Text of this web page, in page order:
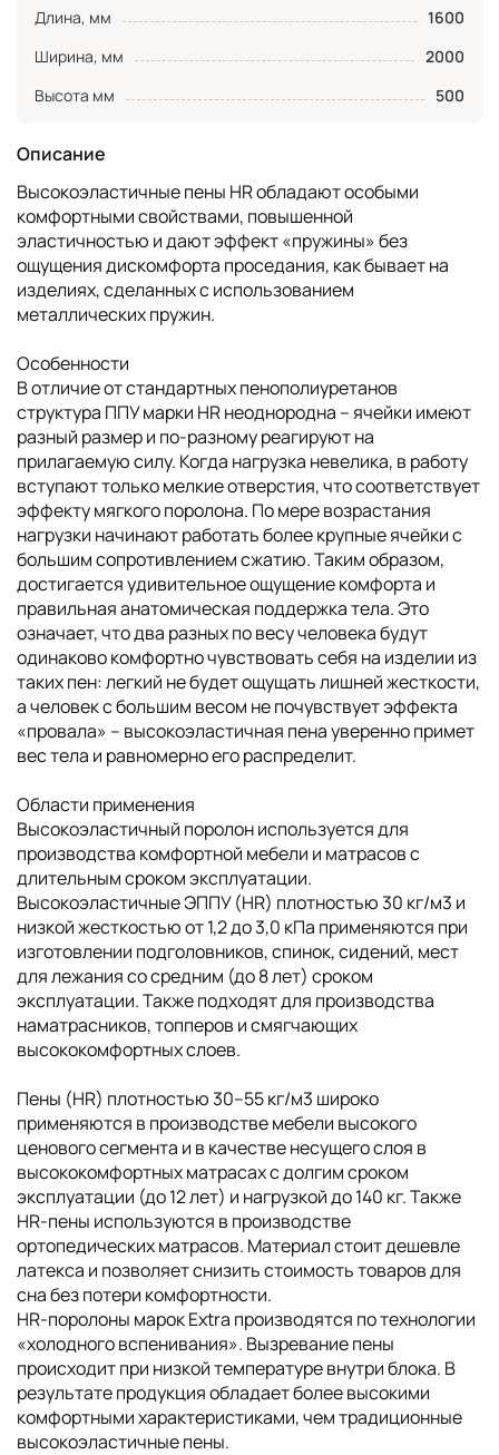
Описание
Высокоэластичные пены HR обладают особыми
комфортными свойствами, повышенной
эластичностью и дают эффект «пружины» без
ощущения дискомфорта проседания, как бывает на
изделиях, сделанных с использованием
металлических пружин.
Особенности
В отличие от стандартных пенополиуретанов
структура ППУ марки HR неоднородна – ячейки имеют
разный размер и по-разному реагируют на
прилагаемую силу. Когда нагрузка невелика, в работу
вступают только мелкие отверстия, что соответствует
эффекту мягкого поролона. По мере возрастания
нагрузки начинают работать более крупные ячейки с
большим сопротивлением сжатию. Таким образом,
достигается удивительное ощущение комфорта и
правильная анатомическая поддержка тела. Это
означает, что два разных по весу человека будут
одинаково комфортно чувствовать себя на изделии из
таких пен: легкий не будет ощущать лишней жесткости,
а человек с большим весом не почувствует эффекта
«провала» – высокоэластичная пена уверенно примет
вес тела и равномерно его распределит.
Области применения
Высокоэластичный поролон используется для
производства комфортной мебели и матрасов с
длительным сроком эксплуатации.
Высокоэластичные ЭППУ (HR) плотностью 30 кг/м3 и
низкой жесткостью от 1,2 до 3,0 кПа применяются при
изготовлении подголовников, спинок, сидений, мест
для лежания со средним (до 8 лет) сроком
эксплуатации. Также подходят для производства
наматрасников, топперов и смягчающих
высококомфортных слоев.
Пены (HR) плотностью 30–55 кг/м3 широко
применяются в производстве мебели высокого
ценового сегмента и в качестве несущего слоя в
высококомфортных матрасах с долгим сроком
эксплуатации (до 12 лет) и нагрузкой до 140 кг. Также
HR-пены используются в производстве
ортопедических матрасов. Материал стоит дешевле
латекса и позволяет снизить стоимость товаров для
сна без потери комфортности.
НR-поролоны марок Extra производятся по технологии
«холодного вспенивания». Вызревание пены
происходит при низкой температуре внутри блока. В
результате продукция обладает более высокими
комфортными характеристиками, чем традиционные
высокоэластичные пены.
Длина, мм
1600
Ширина, мм
2000
Высота мм
500